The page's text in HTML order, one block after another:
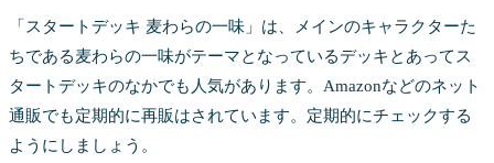
「スタートデッキ 麦わらの一味」は、メインのキャラクターた
ちである麦わらの一味がテーマとなっているデッキとあってス
タートデッキのなかでも人気があります。Amazonなどのネット
通販でも定期的に再販はされています。定期的にチェックする
ようにしましょう。